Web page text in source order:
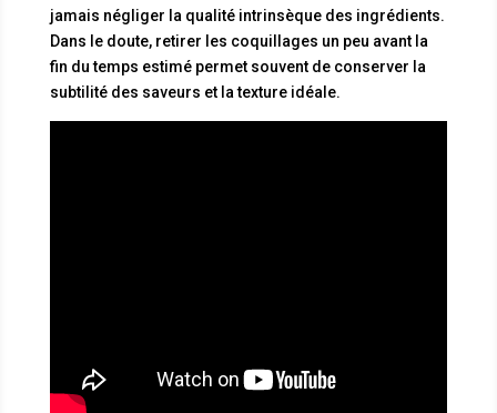
jamais négliger la qualité intrinsèque des ingrédients.
Dans le doute, retirer les coquillages un peu avant la
fin du temps estimé permet souvent de conserver la
subtilité des saveurs et la texture idéale.